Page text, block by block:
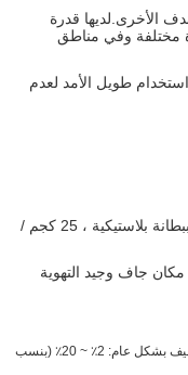
الأخرى.لديها قدرة
مختلفة وفي مناطق
طويل الأمد لعدم
1. يتم تغليفها في كيس بولي بروبيلين منسوج ببطانة بلاستيكية ، 25 كجم /
1. يجب إضافة المنتجات الصلبة بعد التخفيف.نسبة التخفيف بشكل عام: 2٪ ~ 20٪ (بنسب